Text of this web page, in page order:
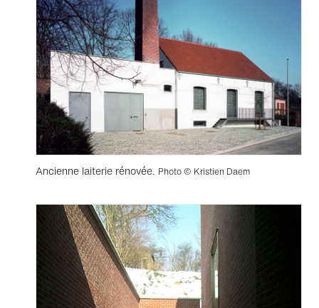
Ancienne laiterie rénovée. Photo © Kristien Daem